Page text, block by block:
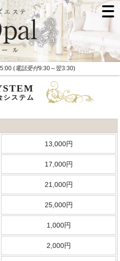
(電話受付9:30～翌3:30)
システム
13,000円
17,000円
21,000円
25,000円
1,000円
2,000円